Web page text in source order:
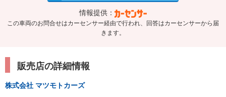
情報提供：
この車両のお問合せはカーセンサー経由で行われ、回答はカーセンサーから届
きます。
販売店の詳細情報
株式会社 マツモトカーズ